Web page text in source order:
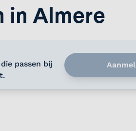
passen bij
in Almere